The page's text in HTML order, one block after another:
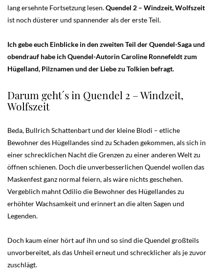
lang ersehnte Fortsetzung lesen.Quendel 2 – Windzeit, Wolfszeit
ist noch düsterer und spannender als der erste Teil.
Ich gebe euch Einblicke in den zweiten Teil der Quendel-Saga und
obendrauf habe ich Quendel-Autorin Caroline Ronnefeldt zum
Hügelland, Pilznamen und der Liebe zu Tolkien befragt.
Darum geht´s in Quendel 2 – Windzeit,
Wolfszeit
Beda, Bullrich Schattenbart und der kleine Blodi – etliche
Bewohner des Hügellandes sind zu Schaden gekommen, als sich in
einer schrecklichen Nacht die Grenzen zu einer anderen Welt zu
öffnen schienen. Doch die unverbesserlichen Quendel wollen das
Maskenfest ganz normal feiern, als wäre nichts geschehen.
Vergeblich mahnt Odilio die Bewohner des Hügellandes zu
erhöhter Wachsamkeit und erinnert an die alten Sagen und
Legenden.
Doch kaum einer hört auf ihn und so sind die Quendel großteils
unvorbereitet, als das Unheil erneut und schrecklicher als je zuvor
zuschlägt.